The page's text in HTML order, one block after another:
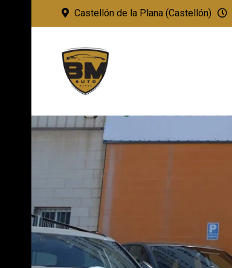
Castellón de la Plana (Castellón)